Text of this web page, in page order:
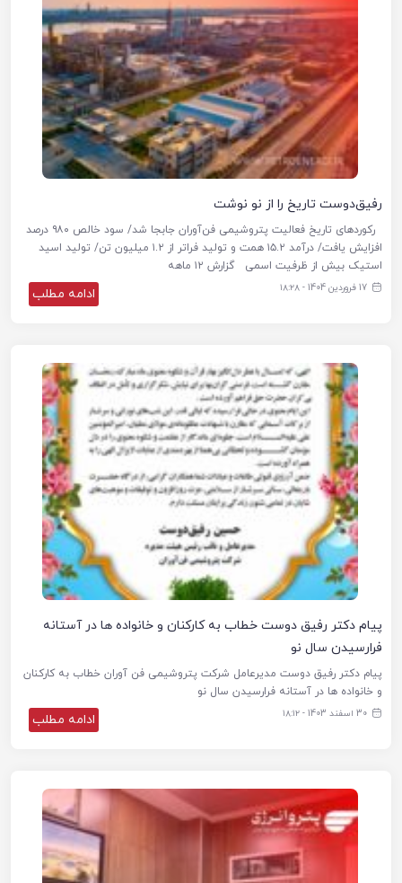
رفیق‌دوست تاریخ را از نو نوشت
رکوردهای تاریخ فعالیت پتروشیمی فن‌آوران جابجا شد/ سود خالص ۹۸۰ درصد
افزایش یافت/ درآمد ۱۵.۲ همت و تولید فراتر از ۱.۲ میلیون تن/ تولید اسید
استیک بیش از ظرفیت اسمی گزارش ۱۲ ماهه
17 فروردین 1404 - ۱۸:۲۸ ادامه مطلب
پیام دکتر رفیق دوست خطاب به کارکنان و خانواده ها در آستانه
فرارسیدن سال نو
پیام دکتر رفیق دوست مدیرعامل شرکت پتروشیمی فن آوران خطاب به کارکنان
و خانواده ها در آستانه فرارسیدن سال نو
30 اسفند 1403 - ۱۸:۱۲ ادامه مطلب